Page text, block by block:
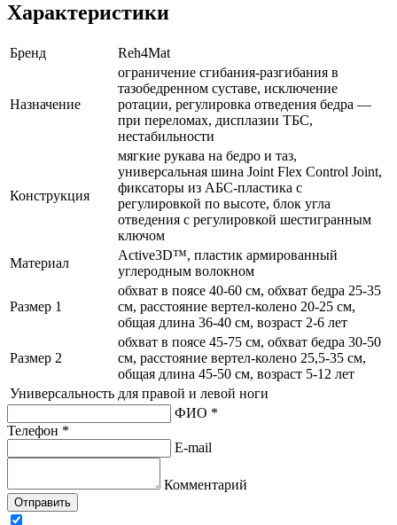
Характеристики
Бренд Reh4Mat
Назначение
ограничение сгибания-разгибания в
тазобедренном суставе, исключение
ротации, регулировка отведения бедра —
при переломах, дисплазии ТБС,
нестабильности
Конструкция
мягкие рукава на бедро и таз,
универсальная шина Joint Flex Control Joint,
фиксаторы из АБС-пластика с
регулировкой по высоте, блок угла
отведения с регулировкой шестигранным
ключом
Материал
Active3D™, пластик армированный
углеродным волокном
Размер 1
обхват в поясе 40-60 см, обхват бедра 25-35
см, расстояние вертел-колено 20-25 см,
общая длина 36-40 см, возраст 2-6 лет
Размер 2
обхват в поясе 45-75 см, обхват бедра 30-50
см, расстояние вертел-колено 25,5-35 см,
общая длина 45-50 см, возраст 5-12 лет
Универсальность для правой и левой ноги
ФИО *
Телефон *
E-mail
Комментарий
Отправить